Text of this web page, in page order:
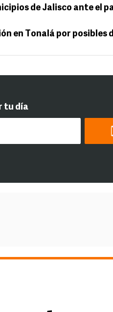
de Jalisco ante el
en Tonalá por posibles
tu día